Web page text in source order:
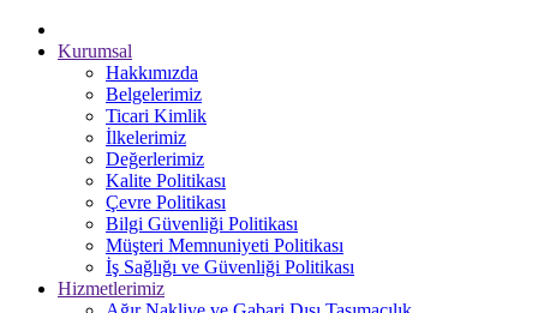
Kurumsal
Hakkımızda
Belgelerimiz
Ticari Kimlik
İlkelerimiz
Değerlerimiz
Kalite Politikası
Çevre Politikası
Bilgi Güvenliği Politikası
Müşteri Memnuniyeti Politikası
İş Sağlığı ve Güvenliği Politikası
Hizmetlerimiz